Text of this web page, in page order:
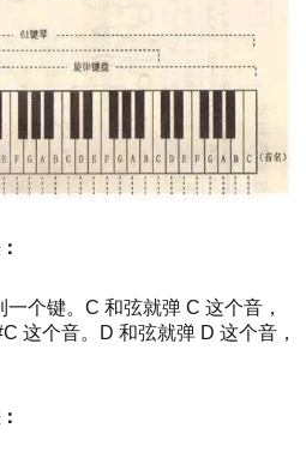
个键。C 和弦就弹 C 这个音，
这个音。D 和弦就弹 D 这个音，